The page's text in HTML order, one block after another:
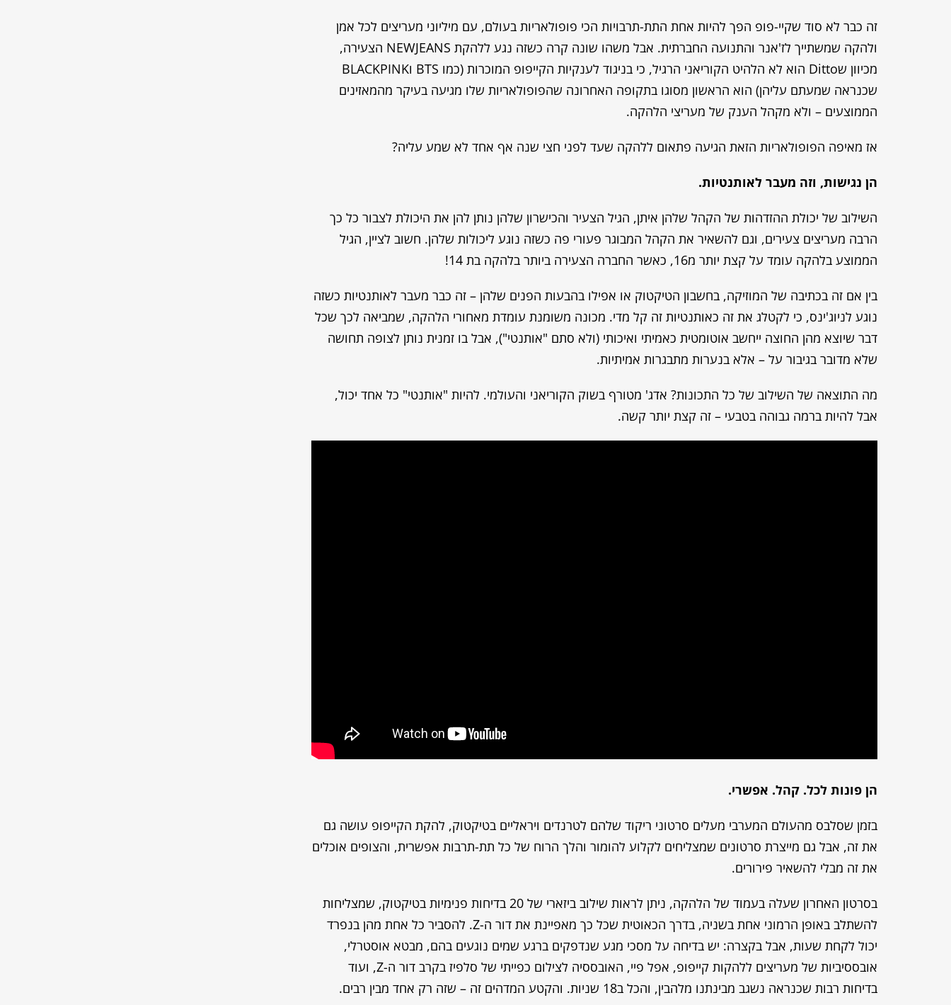
זה כבר לא סוד שקיי-פופ הפך להיות אחת התת-תרבויות הכי פופולאריות בעולם, עם מיליוני מעריצים לכל אמן
ולהקה שמשתייך לז'אנר והתנועה החברתית. אבל משהו שונה קרה כשזה נגע ללהקת NEWJEANS הצעירה,
מכיוון שDitto הוא לא הלהיט הקוריאני הרגיל, כי בניגוד לענקיות הקייפופ המוכרות (כמו BTS וBLACKPINK
שכנראה שמעתם עליהן) הוא הראשון מסוגו בתקופה האחרונה שהפופולאריות שלו מגיעה בעיקר מהמאזינים
הממוצעים – ולא מקהל הענק של מעריצי הלהקה.
אז מאיפה הפופולאריות הזאת הגיעה פתאום ללהקה שעד לפני חצי שנה אף אחד לא שמע עליה?
הן נגישות, וזה מעבר לאותנטיות.
השילוב של יכולת ההזדהות של הקהל שלהן איתן, הגיל הצעיר והכישרון שלהן נותן להן את היכולת לצבור כל כך
הרבה מעריצים צעירים, וגם להשאיר את הקהל המבוגר פעורי פה כשזה נוגע ליכולות שלהן. חשוב לציין, הגיל
הממוצע בלהקה עומד על קצת יותר מ16, כאשר החברה הצעירה ביותר בלהקה בת 14!
בין אם זה בכתיבה של המוזיקה, בחשבון הטיקטוק או אפילו בהבעות הפנים שלהן – זה כבר מעבר לאותנטיות כשזה
נוגע לניוג'ינס, כי לקטלג את זה כאותנטיות זה קל מדי. מכונה משומנת עומדת מאחורי הלהקה, שמביאה לכך שכל
דבר שיוצא מהן החוצה ייחשב אוטומטית כאמיתי ואיכותי (ולא סתם "אותנטי"), אבל בו זמנית נותן לצופה תחושה
שלא מדובר בגיבור על – אלא בנערות מתבגרות אמיתיות.
מה התוצאה של השילוב של כל התכונות? אדג' מטורף בשוק הקוריאני והעולמי. להיות "אותנטי" כל אחד יכול,
אבל להיות ברמה גבוהה בטבעי – זה קצת יותר קשה.
הן פונות לכל. קהל. אפשרי.
בזמן שסלבס מהעולם המערבי מעלים סרטוני ריקוד שלהם לטרנדים ויראליים בטיקטוק, להקת הקייפופ עושה גם
את זה, אבל גם מייצרת סרטונים שמצליחים לקלוע להומור והלך הרוח של כל תת-תרבות אפשרית, והצופים אוכלים
את זה מבלי להשאיר פירורים.
בסרטון האחרון שעלה בעמוד של הלהקה, ניתן לראות שילוב ביזארי של 20 בדיחות פנימיות בטיקטוק, שמצליחות
להשתלב באופן הרמוני אחת בשניה, בדרך הכאוטית שכל כך מאפיינת את דור ה-Z. להסביר כל אחת מהן בנפרד
יכול לקחת שעות, אבל בקצרה: יש בדיחה על מסכי מגע שנדפקים ברגע שמים נוגעים בהם, מבטא אוסטרלי,
אובססיביות של מעריצים ללהקות קייפופ, אפל פיי, האובססיה לצילום כפייתי של סלפיז בקרב דור ה-Z, ועוד
בדיחות רבות שכנראה נשגב מבינתנו מלהבין, והכל ב18 שניות. והקטע המדהים זה – שזה רק אחד מבין רבים.